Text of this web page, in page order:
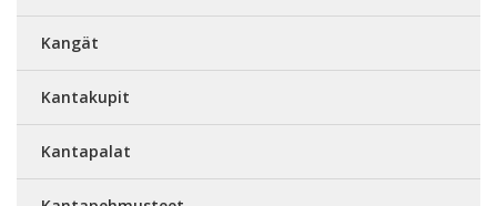
Kangät
Kantakupit
Kantapalat